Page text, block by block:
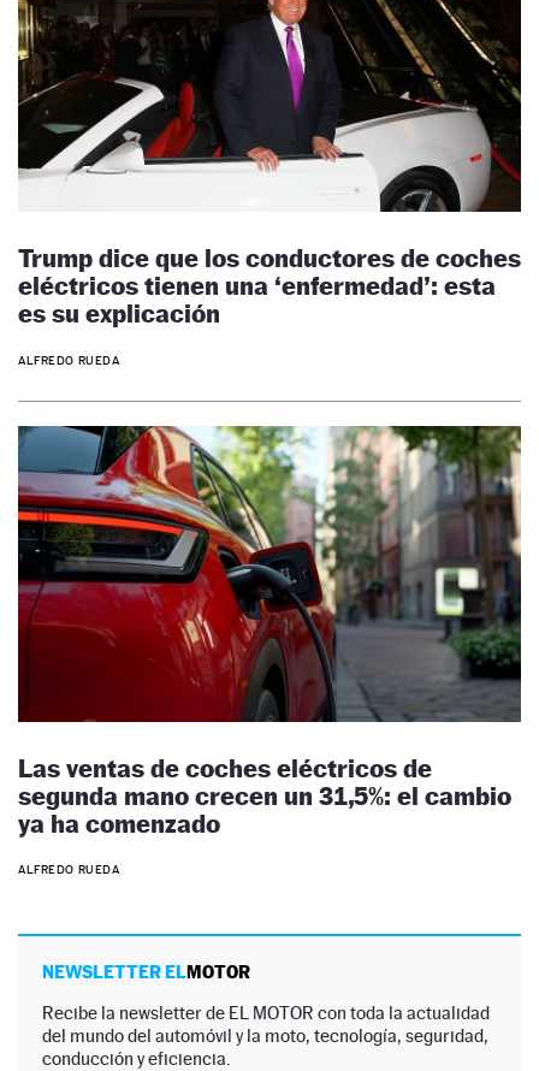
Trump dice que los conductores de coches
eléctricos tienen una ‘enfermedad’: esta
es su explicación
ALFREDO RUEDA
Las ventas de coches eléctricos de
segunda mano crecen un 31,5%: el cambio
ya ha comenzado
ALFREDO RUEDA
NEWSLETTER ELMOTOR
Recibe la newsletter de EL MOTOR con toda la actualidad
del mundo del automóvil y la moto, tecnología, seguridad,
conducción y eficiencia.